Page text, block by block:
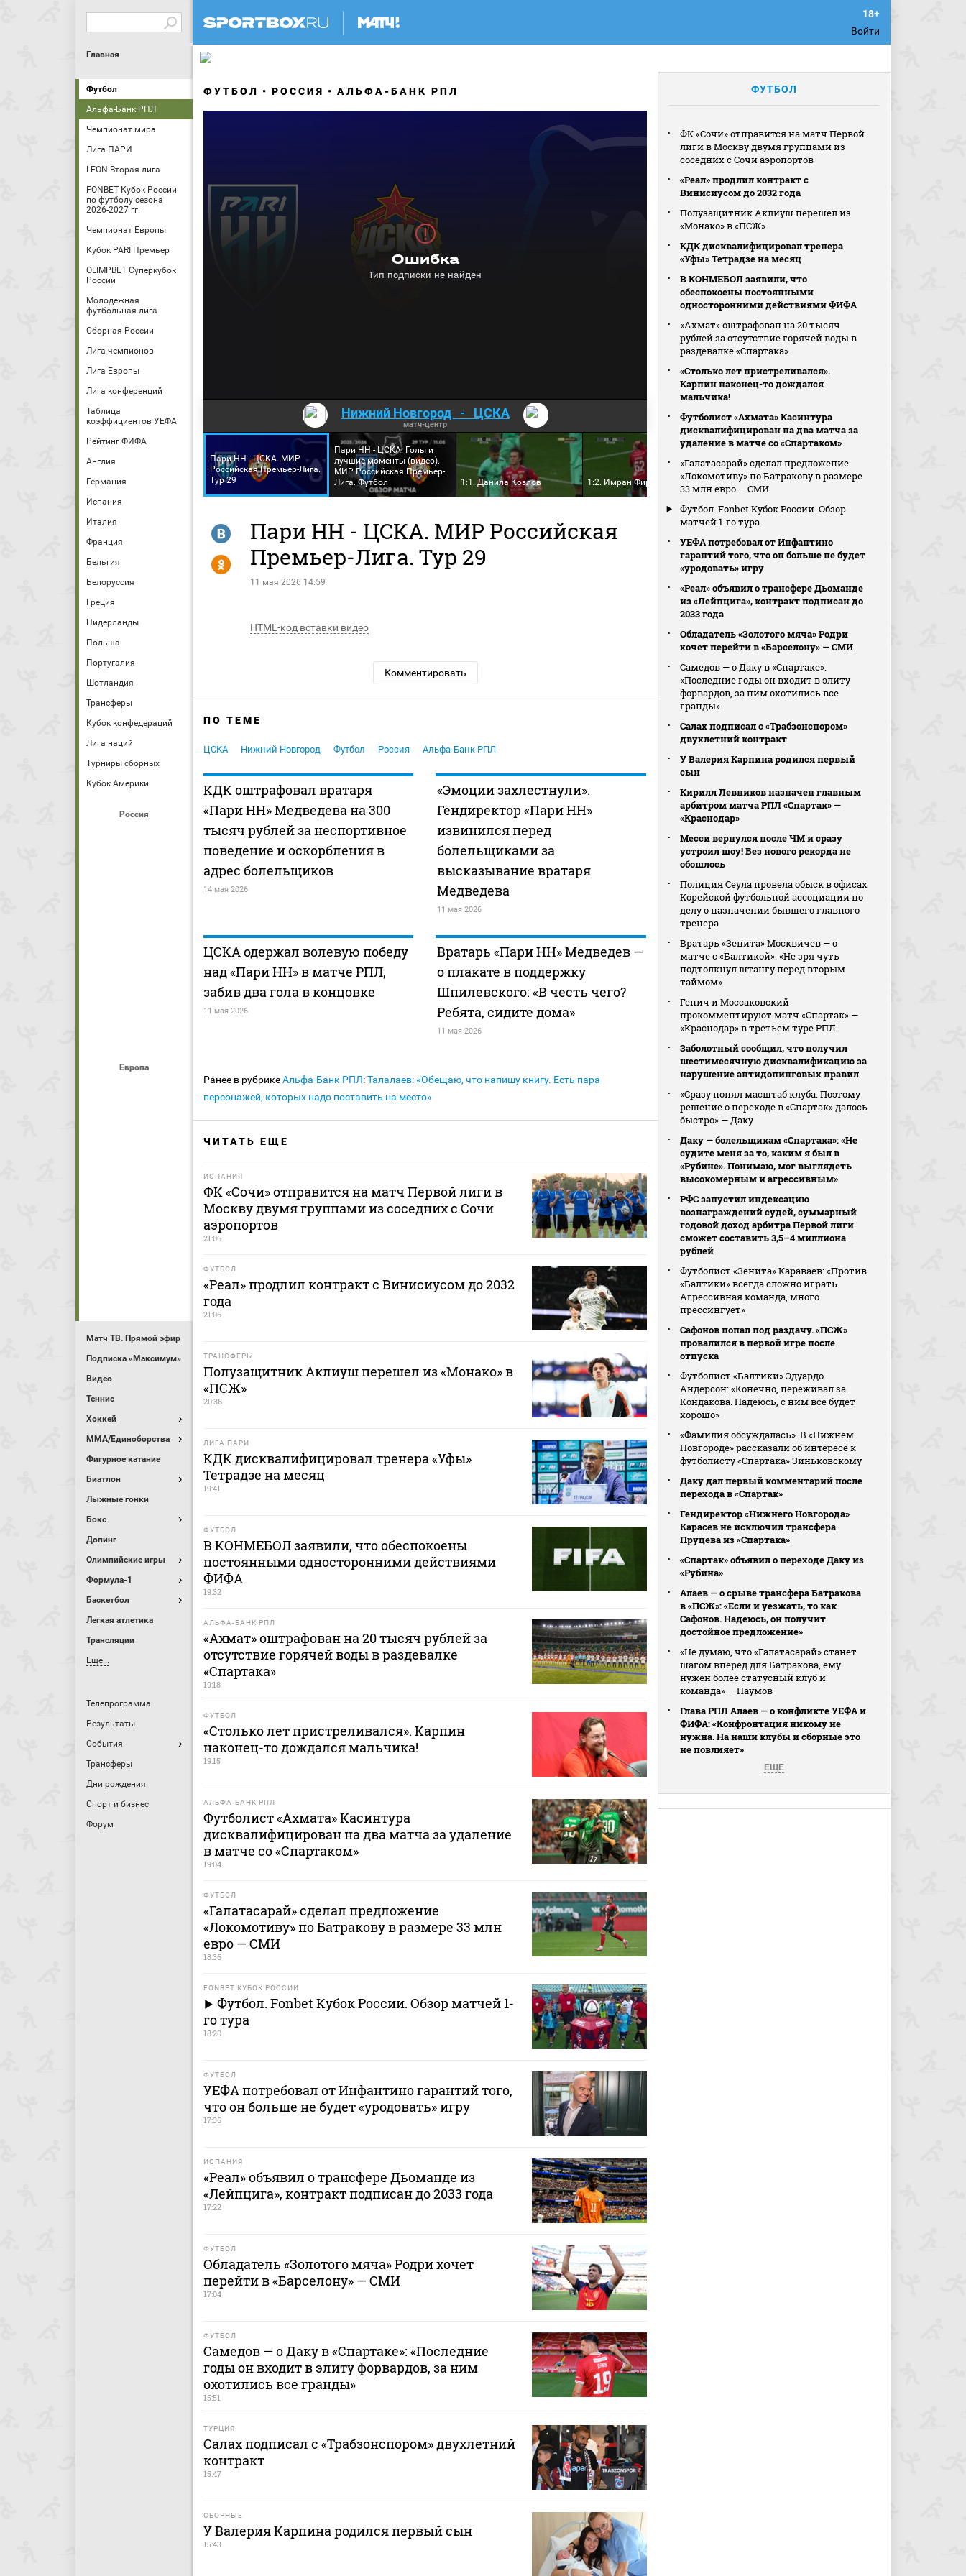
Войти
Главная
Футбол
Альфа-Банк РПЛ
Чемпионат мира
Лига ПАРИ
LEON-Вторая лига
FONBET Кубок России
по футболу сезона
2026-2027 гг.
Чемпионат Европы
Кубок PARI Премьер
OLIMPBET Суперкубок
России
Молодежная
футбольная лига
Сборная России
Лига чемпионов
Лига Европы
Лига конференций
Таблица
коэффициентов УЕФА
Рейтинг ФИФА
Англия
Германия
Испания
Италия
Франция
Бельгия
Белоруссия
Греция
Нидерланды
Польша
Португалия
Шотландия
Трансферы
Кубок конфедераций
Лига наций
Турниры сборных
Кубок Америки
Россия
Европа
Матч ТВ. Прямой эфир
Подписка «Максимум»
Видео
Теннис
Хоккей
MMA/Единоборства
Фигурное катание
Биатлон
Лыжные гонки
Бокс
Допинг
Олимпийские игры
Формула-1
Баскетбол
Легкая атлетика
Трансляции
Еще...
Телепрограмма
Результаты
События
Трансферы
Дни рождения
Спорт и бизнес
Форум
ФУТБОЛ РОССИЯ АЛЬФА-БАНК РПЛ
Нижний Новгород - ЦСКА
матч-центр
Пари НН - ЦСКА. МИР
Российская Премьер-Лига.
Тур 29
Пари НН - ЦСКА. Голы и
лучшие моменты (видео).
МИР Российская Премьер-
Лига. Футбол
1:1. Данила Козлов 1:2. Имран Фиров 1:0. Даниил Лесовой
(видео). Пари НН - ЦСКА.
Лига. Футбол
Пари НН - ЦСКА. МИР Российская
Премьер-Лига. Тур 29
11 мая 2026 14:59
R
Y
HTML-код вставки видео
Комментировать
ПО ТЕМЕ
ЦСКА Нижний Новгород Футбол Россия Альфа-Банк РПЛ
КДК оштрафовал вратаря
«Пари НН» Медведева на 300
тысяч рублей за неспортивное
поведение и оскорбления в
адрес болельщиков
14 мая 2026
«Эмоции захлестнули».
Гендиректор «Пари НН»
извинился перед
болельщиками за
высказывание вратаря
Медведева
11 мая 2026
ЦСКА одержал волевую победу
над «Пари НН» в матче РПЛ,
забив два гола в концовке
11 мая 2026
Вратарь «Пари НН» Медведев —
о плакате в поддержку
Шпилевского: «В честь чего?
Ребята, сидите дома»
11 мая 2026
Ранее в рубрикеАльфа-Банк РПЛ:Талалаев: «Обещаю, что напишу книгу. Есть пара
персонажей, которых надо поставить на место»
ЧИТАТЬ ЕЩЕ
ИСПАНИЯ
ФК «Сочи» отправится на матч Первой лиги в
Москву двумя группами из соседних с Сочи
аэропортов
21:06
ФУТБОЛ
«Реал» продлил контракт с Винисиусом до 2032
года
21:06
ТРАНСФЕРЫ
Полузащитник Аклиуш перешел из «Монако» в
«ПСЖ»
20:36
ЛИГА ПАРИ
КДК дисквалифицировал тренера «Уфы»
Тетрадзе на месяц
19:41
ФУТБОЛ
В КОНМЕБОЛ заявили, что обеспокоены
постоянными односторонними действиями
ФИФА
19:32
АЛЬФА-БАНК РПЛ
«Ахмат» оштрафован на 20 тысяч рублей за
отсутствие горячей воды в раздевалке
«Спартака»
19:18
ФУТБОЛ
«Столько лет пристреливался». Карпин
наконец-то дождался мальчика!
19:15
АЛЬФА-БАНК РПЛ
Футболист «Ахмата» Касинтура
дисквалифицирован на два матча за удаление
в матче со «Спартаком»
19:04
ФУТБОЛ
«Галатасарай» сделал предложение
«Локомотиву» по Батракову в размере 33 млн
евро — СМИ
18:36
FONBET КУБОК РОССИИ
Футбол. Fonbet Кубок России. Обзор матчей 1-
го тура
18:20
ФУТБОЛ
УЕФА потребовал от Инфантино гарантий того,
что он больше не будет «уродовать» игру
17:36
ИСПАНИЯ
«Реал» объявил о трансфере Дьоманде из
«Лейпцига», контракт подписан до 2033 года
17:22
ФУТБОЛ
Обладатель «Золотого мяча» Родри хочет
перейти в «Барселону» — СМИ
17:04
ФУТБОЛ
Самедов — о Даку в «Спартаке»: «Последние
годы он входит в элиту форвардов, за ним
охотились все гранды»
15:51
ТУРЦИЯ
Салах подписал с «Трабзонспором» двухлетний
контракт
15:47
СБОРНЫЕ
У Валерия Карпина родился первый сын
15:43
ФУТБОЛ
ФК «Сочи» отправится на матч Первой
лиги в Москву двумя группами из
соседних с Сочи аэропортов
«Реал» продлил контракт с
Винисиусом до 2032 года
Полузащитник Аклиуш перешел из
«Монако» в «ПСЖ»
КДК дисквалифицировал тренера
«Уфы» Тетрадзе на месяц
В КОНМЕБОЛ заявили, что
обеспокоены постоянными
односторонними действиями ФИФА
«Ахмат» оштрафован на 20 тысяч
рублей за отсутствие горячей воды в
раздевалке «Спартака»
«Столько лет пристреливался».
Карпин наконец-то дождался
мальчика!
Футболист «Ахмата» Касинтура
дисквалифицирован на два матча за
удаление в матче со «Спартаком»
«Галатасарай» сделал предложение
«Локомотиву» по Батракову в размере
33 млн евро — СМИ
Футбол. Fonbet Кубок России. Обзор
матчей 1-го тура
УЕФА потребовал от Инфантино
гарантий того, что он больше не будет
«уродовать» игру
«Реал» объявил о трансфере Дьоманде
из «Лейпцига», контракт подписан до
2033 года
Обладатель «Золотого мяча» Родри
хочет перейти в «Барселону» — СМИ
Самедов — о Даку в «Спартаке»:
«Последние годы он входит в элиту
форвардов, за ним охотились все
гранды»
Салах подписал с «Трабзонспором»
двухлетний контракт
У Валерия Карпина родился первый
сын
Кирилл Левников назначен главным
арбитром матча РПЛ «Спартак» —
«Краснодар»
Месси вернулся после ЧМ и сразу
устроил шоу! Без нового рекорда не
обошлось
Полиция Сеула провела обыск в офисах
Корейской футбольной ассоциации по
делу о назначении бывшего главного
тренера
Вратарь «Зенита» Москвичев — о
матче с «Балтикой»: «Не зря чуть
подтолкнул штангу перед вторым
таймом»
Генич и Моссаковский
прокомментируют матч «Спартак» —
«Краснодар» в третьем туре РПЛ
Заболотный сообщил, что получил
шестимесячную дисквалификацию за
нарушение антидопинговых правил
«Сразу понял масштаб клуба. Поэтому
решение о переходе в «Спартак» далось
быстро» — Даку
Даку — болельщикам «Спартака»: «Не
судите меня за то, каким я был в
«Рубине». Понимаю, мог выглядеть
высокомерным и агрессивным»
РФС запустил индексацию
вознаграждений судей, суммарный
годовой доход арбитра Первой лиги
сможет составить 3,5–4 миллиона
рублей
Футболист «Зенита» Караваев: «Против
«Балтики» всегда сложно играть.
Агрессивная команда, много
прессингует»
Сафонов попал под раздачу. «ПСЖ»
провалился в первой игре после
отпуска
Футболист «Балтики» Эдуардо
Андерсон: «Конечно, переживал за
Кондакова. Надеюсь, с ним все будет
хорошо»
«Фамилия обсуждалась». В «Нижнем
Новгороде» рассказали об интересе к
футболисту «Спартака» Зиньковскому
Даку дал первый комментарий после
перехода в «Спартак»
Гендиректор «Нижнего Новгорода»
Карасев не исключил трансфера
Пруцева из «Спартака»
«Спартак» объявил о переходе Даку из
«Рубина»
Алаев — о срыве трансфера Батракова
в «ПСЖ»: «Если и уезжать, то как
Сафонов. Надеюсь, он получит
достойное предложение»
«Не думаю, что «Галатасарай» станет
шагом вперед для Батракова, ему
нужен более статусный клуб и
команда» — Наумов
Глава РПЛ Алаев — о конфликте УЕФА и
ФИФА: «Конфронтация никому не
нужна. На наши клубы и сборные это
не повлияет»
ЕЩЕ